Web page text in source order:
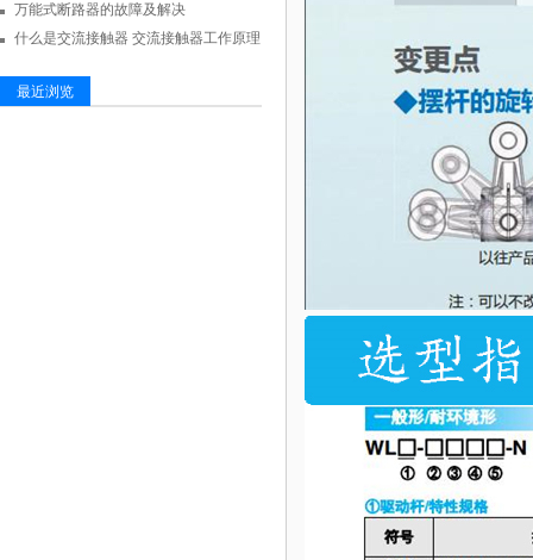
万能式断路器的故障及解决
什么是交流接触器 交流接触器工作原理
最近浏览